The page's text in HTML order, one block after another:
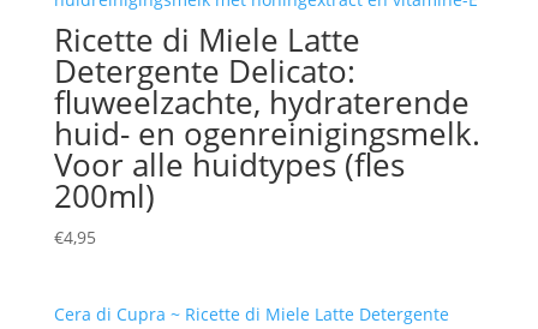
Ricette di Miele Latte
Detergente Delicato:
fluweelzachte, hydraterende
huid- en ogenreinigingsmelk.
Voor alle huidtypes (fles
200ml)
€4,95
Cera di Cupra ~ Ricette di Miele Latte Detergente